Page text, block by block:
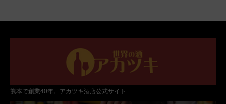
熊本で創業40年。アカツキ酒店公式サイト